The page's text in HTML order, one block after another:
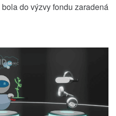
do výzvy fondu zaradená